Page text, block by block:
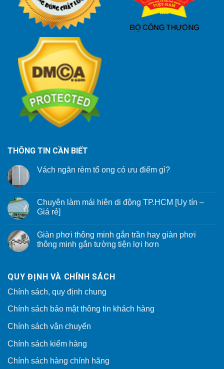
THÔNG TIN CẦN BIẾT
Vách ngăn rèm tổ ong có ưu điểm gì?
Chuyên làm mái hiên di động TP.HCM [Uy tín –
Giá rẻ]
Giàn phơi thông minh gắn trần hay giàn phơi
thông minh gắn tường tiện lợi hơn
QUY ĐỊNH VÀ CHÍNH SÁCH
Chính sách, quy định chung
Chính sách bảo mật thông tin khách hàng
Chính sách vận chuyển
Chính sách kiểm hàng
Chính sách hàng chính hãng